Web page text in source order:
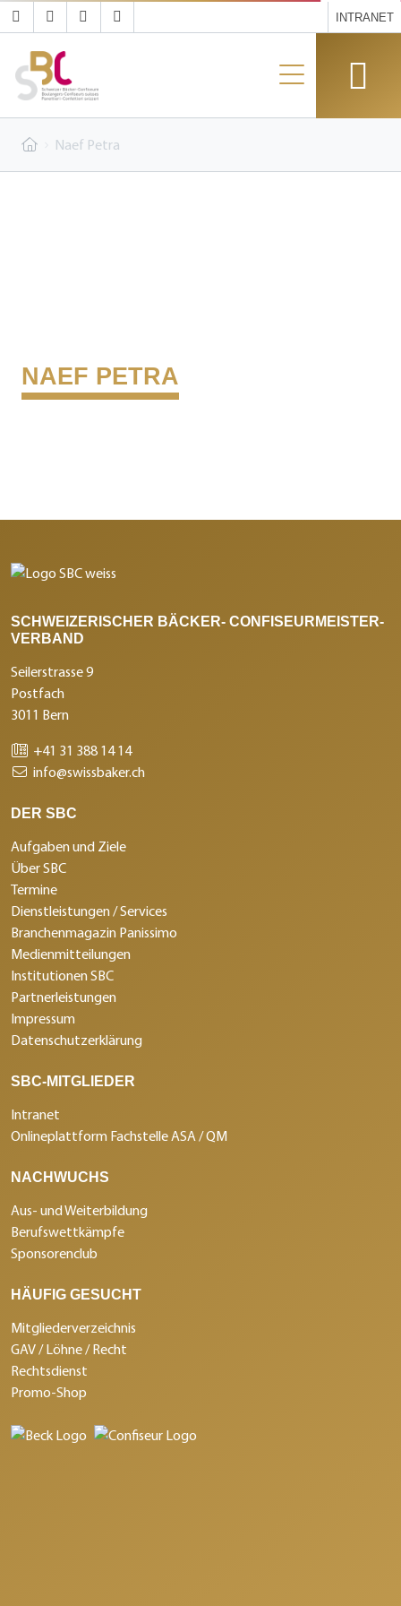
INTRANET
Naef Petra
NAEF PETRA
SCHWEIZERISCHER BÄCKER- CONFISEURMEISTER-
VERBAND
Seilerstrasse 9
Postfach
3011 Bern
+41 31 388 14 14
info@swissbaker.ch
DER SBC
Aufgaben und Ziele
Über SBC
Termine
Dienstleistungen / Services
Branchenmagazin Panissimo
Medienmitteilungen
Institutionen SBC
Partnerleistungen
Impressum
Datenschutzerklärung
SBC-MITGLIEDER
Intranet
Onlineplattform Fachstelle ASA / QM
NACHWUCHS
Aus- und Weiterbildung
Berufswettkämpfe
Sponsorenclub
HÄUFIG GESUCHT
Mitgliederverzeichnis
GAV / Löhne / Recht
Rechtsdienst
Promo-Shop